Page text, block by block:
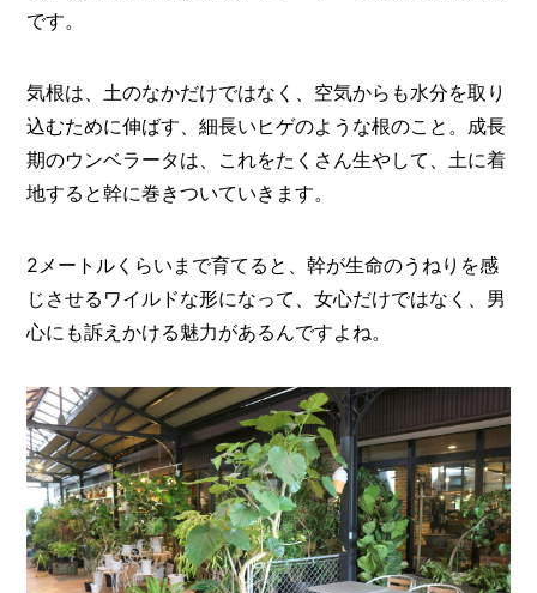
です。
気根は、土のなかだけではなく、空気からも水分を取り
込むために伸ばす、細長いヒゲのような根のこと。成長
期のウンベラータは、これをたくさん生やして、土に着
地すると幹に巻きついていきます。
2メートルくらいまで育てると、幹が生命のうねりを感
じさせるワイルドな形になって、女心だけではなく、男
心にも訴えかける魅力があるんですよね。